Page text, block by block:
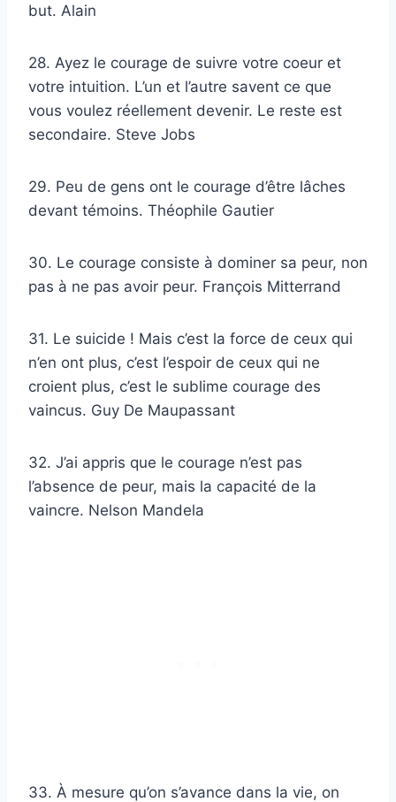
but. Alain
28. Ayez le courage de suivre votre coeur et
votre intuition. L’un et l’autre savent ce que
vous voulez réellement devenir. Le reste est
secondaire. Steve Jobs
29. Peu de gens ont le courage d’être lâches
devant témoins. Théophile Gautier
30. Le courage consiste à dominer sa peur, non
pas à ne pas avoir peur. François Mitterrand
31. Le suicide ! Mais c’est la force de ceux qui
n’en ont plus, c’est l’espoir de ceux qui ne
croient plus, c’est le sublime courage des
vaincus. Guy De Maupassant
32. J’ai appris que le courage n’est pas
l’absence de peur, mais la capacité de la
vaincre. Nelson Mandela
33. À mesure qu’on s’avance dans la vie, on